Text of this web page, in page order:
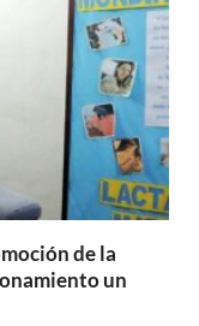
de la
un